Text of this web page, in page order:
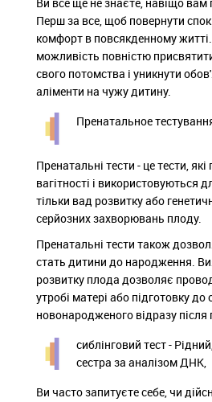
Перш за все, щоб повернути
комфорт в повсякденному
можливість повністю
свого потомства і уникнути
аліменти на чужу дитину.
Пренатальное
Пренатальні тести - це тести,
вагітності і використовуються
тільки вад розвитку або
серйозних захворювань плоду.
Пренатальні тести також
стать дитини до народження.
розвитку плода дозволяє
утробі матері або підготовку до
новонародженого відразу після
сиблінговий тест -
сестра за аналізом ДНК,
Ви часто запитуєте себе, чи